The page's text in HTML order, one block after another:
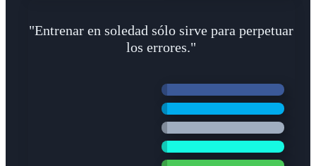
"Entrenar en soledad sólo sirve para perpetuar
los errores."